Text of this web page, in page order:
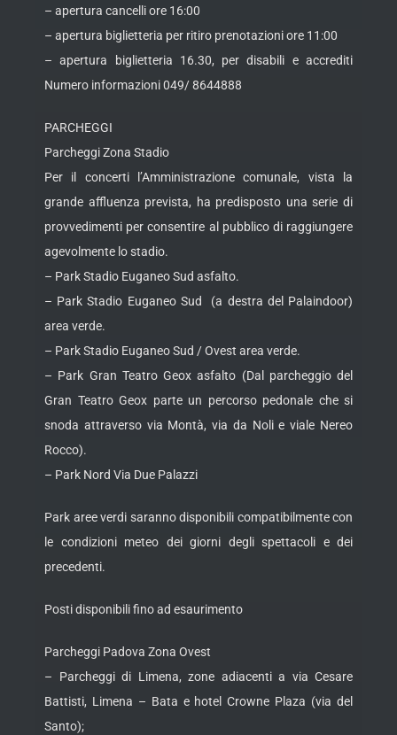
– apertura cancelli ore 16:00
– apertura biglietteria per ritiro prenotazioni ore 11:00
– apertura biglietteria 16.30, per disabili e accrediti
Numero informazioni 049/ 8644888
PARCHEGGI
Parcheggi Zona Stadio
Per il concerti l’Amministrazione comunale, vista la
grande affluenza prevista, ha predisposto una serie di
provvedimenti per consentire al pubblico di raggiungere
agevolmente lo stadio.
– Park Stadio Euganeo Sud asfalto.
– Park Stadio Euganeo Sud (a destra del Palaindoor)
area verde.
– Park Stadio Euganeo Sud / Ovest area verde.
– Park Gran Teatro Geox asfalto (Dal parcheggio del
Gran Teatro Geox parte un percorso pedonale che si
snoda attraverso via Montà, via da Noli e viale Nereo
Rocco).
– Park Nord Via Due Palazzi
Park aree verdi saranno disponibili compatibilmente con
le condizioni meteo dei giorni degli spettacoli e dei
precedenti.
Posti disponibili fino ad esaurimento
Parcheggi Padova Zona Ovest
– Parcheggi di Limena, zone adiacenti a via Cesare
Battisti, Limena – Bata e hotel Crowne Plaza (via del
Santo);